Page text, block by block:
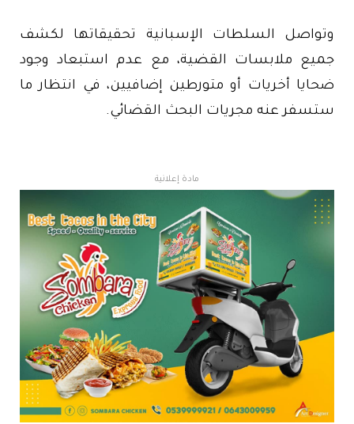
وتواصل السلطات الإسبانية تحقيقاتها لكشف
جميع ملابسات القضية، مع عدم استبعاد وجود
ضحايا أخريات أو متورطين إضافيين، في انتظار ما
ستسفر عنه مجريات البحث القضائي.
مادة إعلانية